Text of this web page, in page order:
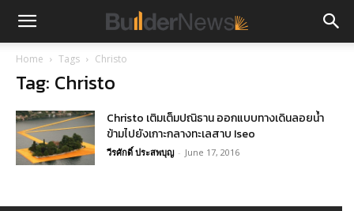
Home Tags Christo
Tag: Christo
Christo เติมเต็มปณิธาน ออกแบบทางเดินลอยน้ำ
ข้ามไปยังเกาะกลางทะเลสาบ Iseo
วีรศักดิ์ ประสพบุญ - June 17, 2016